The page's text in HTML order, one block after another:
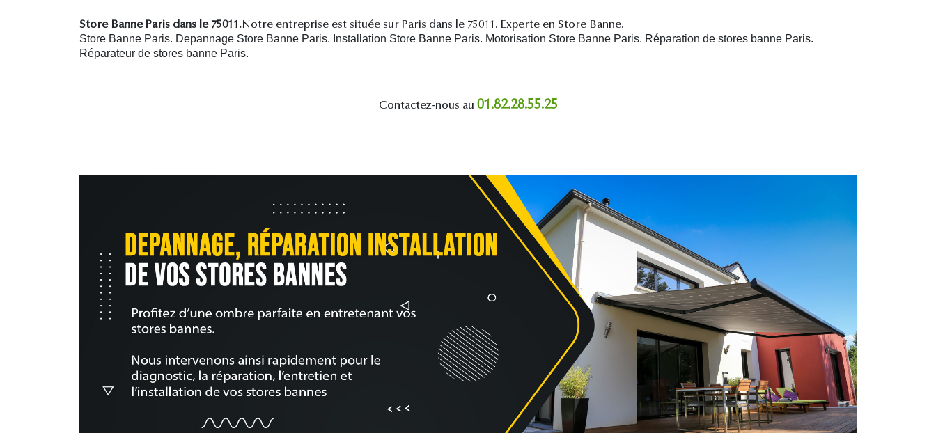
Store Banne Paris dans le 75011.Notre entreprise est située sur Paris dans le 75011. Experte en Store Banne.
Store Banne Paris. Depannage Store Banne Paris. Installation Store Banne Paris. Motorisation Store Banne Paris. Réparation de stores banne Paris.
Réparateur de stores banne Paris.
Contactez-nous au 01.82.28.55.25